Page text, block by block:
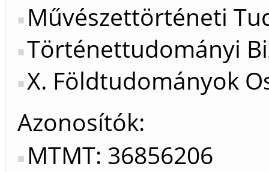
Művészettörténeti
Történettudományi
X. Földtudományok
Azonosítók
MTMT: 36856206